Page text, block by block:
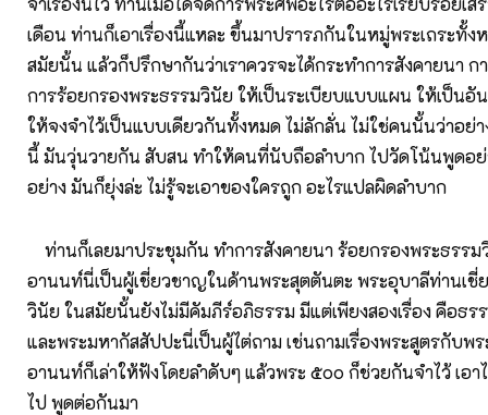
เดือน ท่านก็เอาเรื่องนี้แหละ ขึ้นมาปรารภกันในหมู่พระเถระทั้
สมัยนั้น แล้วก็ปรึกษากันว่าเราควรจะได้กระทำการสังคายนา ก
การร้อยกรองพระธรรมวินัย ให้เป็นระเบียบแบบแผน ให้เป็นอั
ให้จงจำไว้เป็นแบบเดียวกันทั้งหมด ไม่ลักลั่น ไม่ใช่คนนั้นว่าอย่
นี้ มันวุ่นวายกัน สับสน ทำให้คนที่นับถือลำบาก ไปวัดโน้นพูดอ
อย่าง มันก็ยุ่งล่ะ ไม่รู้จะเอาของใครถูก อะไรแปลผิดลำบาก
ท่านก็เลยมาประชุมกัน ทำการสังคายนา ร้อยกรองพระธรร
อานนท์นี่เป็นผู้เชี่ยวชาญในด้านพระสุตตันตะ พระอุบาลีท่านเ
วินัย ในสมัยนั้นยังไม่มีคัมภีร์อภิธรรม มีแต่เพียงสองเรื่อง คือธร
และพระมหากัสสัปปะนี่เป็นผู้ไต่ถาม เช่นถามเรื่องพระสูตรกับพ
อานนท์ก็เล่าให้ฟังโดยลำดับๆ แล้วพระ ๕๐๐ ก็ช่วยกันจำไว้ เอ
ไป พูดต่อกันมา